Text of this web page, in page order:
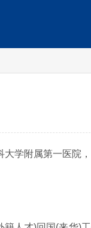
学附属第一医院